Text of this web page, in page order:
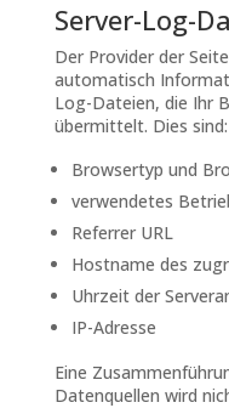
Server-Log-
Der Provider der
automatisch
Log-Dateien, die Ihr
übermittelt. Dies sind:
Browsertyp und
verwendetes
Referrer URL
Hostname des
Uhrzeit der
IP-Adresse
Eine
Datenquellen wird